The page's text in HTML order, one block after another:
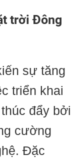
trời Đông
sự tăng
triển khai
đẩy bởi
cường
Đặc